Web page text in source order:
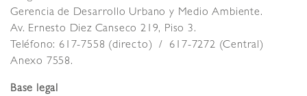
Gerencia de Desarrollo Urbano y Medio Ambiente.
Av. Ernesto Diez Canseco 219, Piso 3.
Teléfono: 617-7558 (directo) / 617-7272 (Central)
Anexo 7558.
Base legal